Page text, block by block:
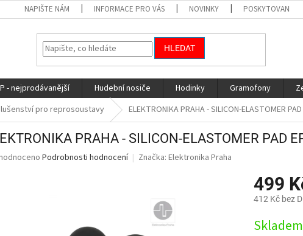
NAPIŠTE NÁM INFORMACE PRO VÁS NOVINKY POSKYTOVANÉ
HLEDAT
- nejprodávanější Hudební nosiče Hodinky Gramofony
pro reprosoustavy ELEKTRONIKA PRAHA - SILICON-ELASTOMER
PRAHA - SILICON-ELASTOMER PAD
Podrobnosti hodnocení Značka: Elektronika Praha
499
412 Kč bez
cena:
Skladem